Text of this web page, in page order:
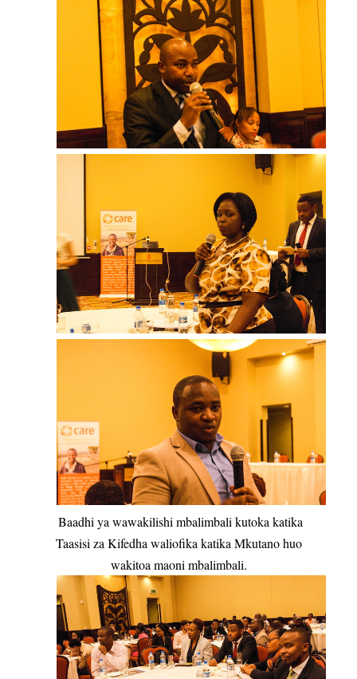
Baadhi ya wawakilishi mbalimbali kutoka katika
Taasisi za Kifedha waliofika katika Mkutano huo
wakitoa maoni mbalimbali.